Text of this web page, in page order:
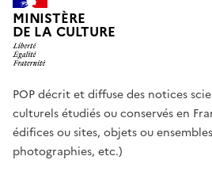
MINISTÈRE
DE LA CULTURE
POP décrit et diffuse des notices
culturels étudiés ou conservés en
édifices ou sites, objets ou
photographies, etc.)